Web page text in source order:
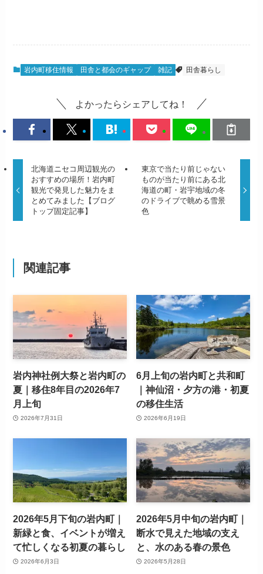
岩内町移住情報 田舎と都会のギャップ 雑記 田舎暮らし
よかったらシェアしてね！
北海道ニセコ周辺観光の
おすすめの場所！岩内町
観光で発見した魅力をま
とめてみました【ブログ
トップ固定記事】
東京で当たり前じゃない
ものが当たり前にある北
海道の町・岩宇地域の冬
のドライブで眺める雪景
色
関連記事
岩内神社例大祭と岩内町の
夏｜移住8年目の2026年7
月上旬
2026年7月31日
6月上旬の岩内町と共和町
｜神仙沼・夕方の港・初夏
の移住生活
2026年6月19日
2026年5月下旬の岩内町｜
新緑と食、イベントが増え
て忙しくなる初夏の暮らし
2026年6月3日
2026年5月中旬の岩内町｜
断水で見えた地域の支え
と、水のある春の景色
2026年5月28日